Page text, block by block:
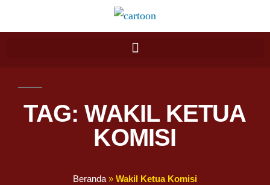
TAG: WAKIL KETUA
KOMISI
Beranda» Wakil Ketua Komisi